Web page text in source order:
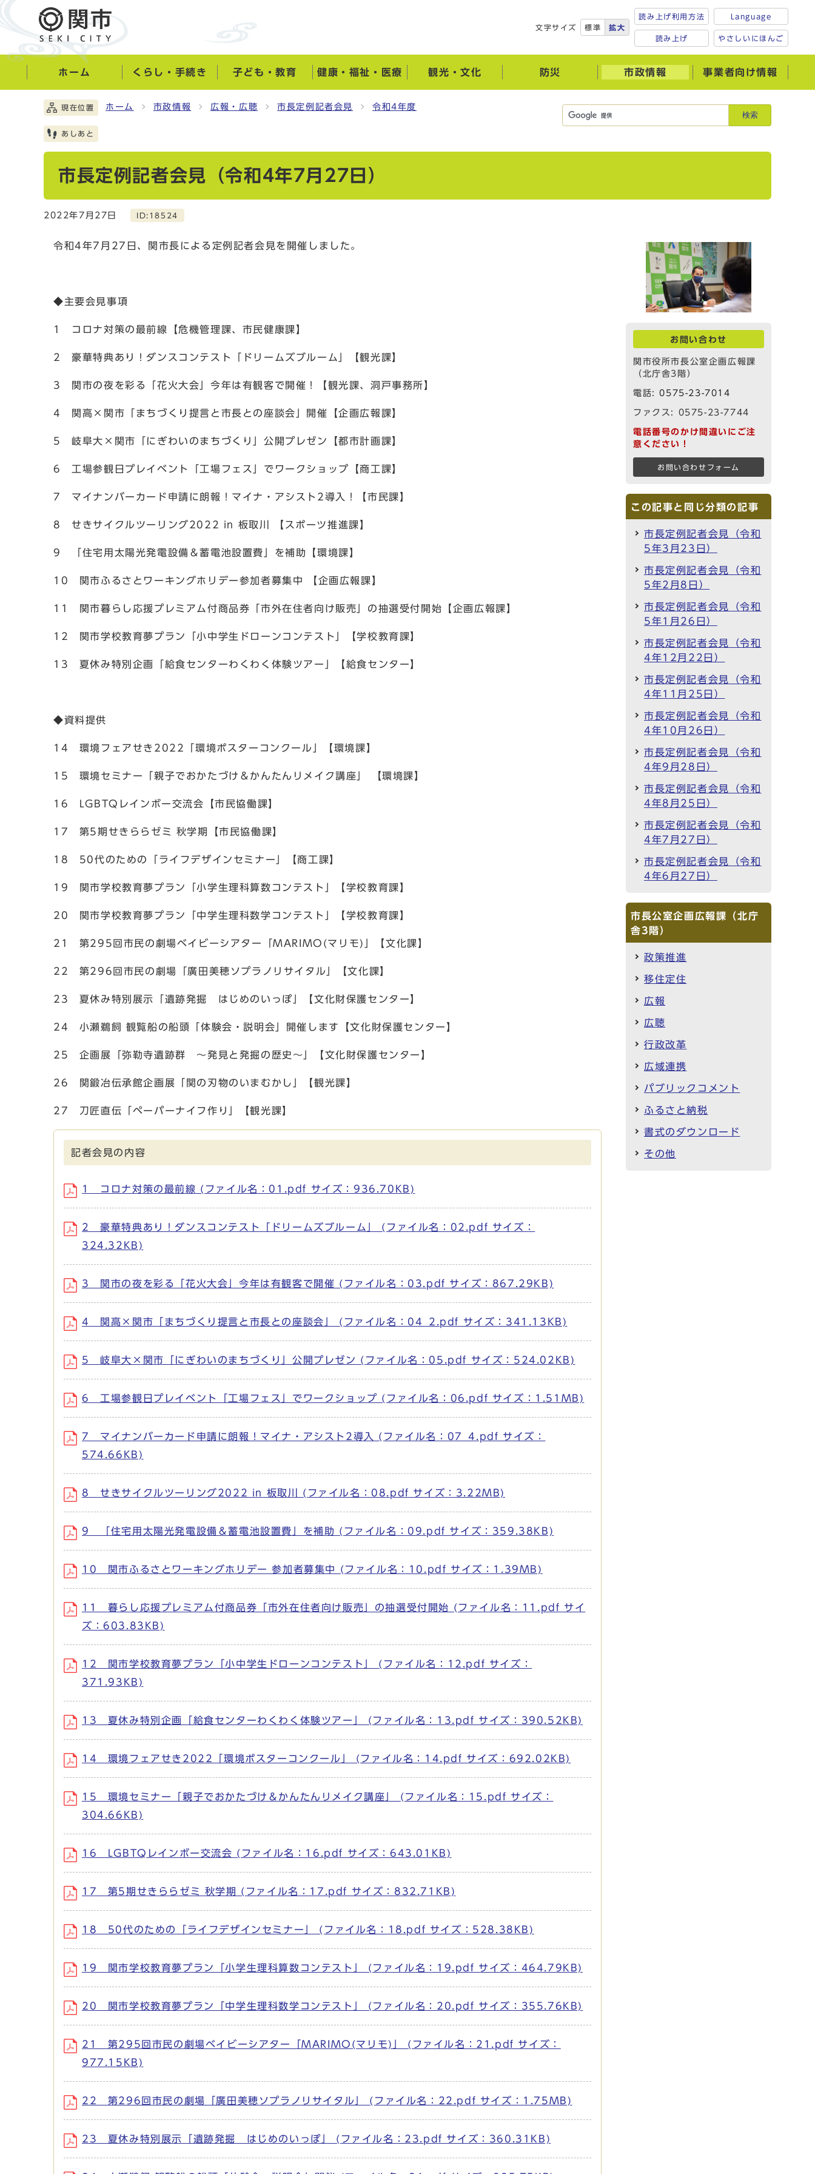
文字サイズ 標準 拡大
読み上げ利用方法
読み上げ
Language
やさしいにほんご
ホーム くらし・手続き 子ども・教育 健康・福祉・医療 観光・文化 防災 市政情報 事業者向け情報
検索
現在位置 ホーム 市政情報 広報・広聴 市長定例記者会見 令和4年度
あしあと
市長定例記者会見（令和4年7月27日）
2022年7月27日 ID:18524
令和4年7月27日、関市長による定例記者会見を開催しました。
◆主要会見事項
1 コロナ対策の最前線【危機管理課、市民健康課】
2 豪華特典あり！ダンスコンテスト「ドリームズブルーム」【観光課】
3 関市の夜を彩る「花火大会」今年は有観客で開催！【観光課、洞戸事務所】
4 関高×関市「まちづくり提言と市長との座談会」開催【企画広報課】
5 岐阜大×関市「にぎわいのまちづくり」公開プレゼン【都市計画課】
6 工場参観日プレイベント「工場フェス」でワークショップ【商工課】
7 マイナンバーカード申請に朗報！マイナ・アシスト2導入！【市民課】
8 せきサイクルツーリング2022 in 板取川 【スポーツ推進課】
9 「住宅用太陽光発電設備＆蓄電池設置費」を補助【環境課】
10 関市ふるさとワーキングホリデー参加者募集中 【企画広報課】
11 関市暮らし応援プレミアム付商品券「市外在住者向け販売」の抽選受付開始【企画広報課】
12 関市学校教育夢プラン「小中学生ドローンコンテスト」【学校教育課】
13 夏休み特別企画「給食センターわくわく体験ツアー」【給食センター】
◆資料提供
14 環境フェアせき2022「環境ポスターコンクール」【環境課】
15 環境セミナー「親子でおかたづけ＆かんたんリメイク講座」 【環境課】
16 LGBTQレインボー交流会【市民協働課】
17 第5期せきららゼミ 秋学期【市民協働課】
18 50代のための「ライフデザインセミナー」【商工課】
19 関市学校教育夢プラン「小学生理科算数コンテスト」【学校教育課】
20 関市学校教育夢プラン「中学生理科数学コンテスト」【学校教育課】
21 第295回市民の劇場ベイビーシアター「MARIMO(マリモ)」【文化課】
22 第296回市民の劇場「廣田美穂ソプラノリサイタル」【文化課】
23 夏休み特別展示「遺跡発掘 はじめのいっぽ」【文化財保護センター】
24 小瀬鵜飼 観覧船の船頭「体験会・説明会」開催します【文化財保護センター】
25 企画展「弥勒寺遺跡群 ～発見と発掘の歴史～」【文化財保護センター】
26 関鍛冶伝承館企画展「関の刃物のいまむかし」【観光課】
27 刀匠直伝「ペーパーナイフ作り」【観光課】
記者会見の内容
1 コロナ対策の最前線 (ファイル名：01.pdf サイズ：936.70KB)
2 豪華特典あり！ダンスコンテスト「ドリームズブルーム」 (ファイル名：02.pdf サイズ：
324.32KB)
3 関市の夜を彩る「花火大会」今年は有観客で開催 (ファイル名：03.pdf サイズ：867.29KB)
4 関高×関市「まちづくり提言と市長との座談会」 (ファイル名：04_2.pdf サイズ：341.13KB)
5 岐阜大×関市「にぎわいのまちづくり」公開プレゼン (ファイル名：05.pdf サイズ：524.02KB)
6 工場参観日プレイベント「工場フェス」でワークショップ (ファイル名：06.pdf サイズ：1.51MB)
7 マイナンバーカード申請に朗報！マイナ・アシスト2導入 (ファイル名：07_4.pdf サイズ：
574.66KB)
8 せきサイクルツーリング2022 in 板取川 (ファイル名：08.pdf サイズ：3.22MB)
9 「住宅用太陽光発電設備＆蓄電池設置費」を補助 (ファイル名：09.pdf サイズ：359.38KB)
10 関市ふるさとワーキングホリデー 参加者募集中 (ファイル名：10.pdf サイズ：1.39MB)
11 暮らし応援プレミアム付商品券「市外在住者向け販売」の抽選受付開始 (ファイル名：11.pdf サイ
ズ：603.83KB)
12 関市学校教育夢プラン「小中学生ドローンコンテスト」 (ファイル名：12.pdf サイズ：
371.93KB)
13 夏休み特別企画「給食センターわくわく体験ツアー」 (ファイル名：13.pdf サイズ：390.52KB)
14 環境フェアせき2022「環境ポスターコンクール」 (ファイル名：14.pdf サイズ：692.02KB)
15 環境セミナー「親子でおかたづけ＆かんたんリメイク講座」 (ファイル名：15.pdf サイズ：
304.66KB)
16 LGBTQレインボー交流会 (ファイル名：16.pdf サイズ：643.01KB)
17 第5期せきららゼミ 秋学期 (ファイル名：17.pdf サイズ：832.71KB)
18 50代のための「ライフデザインセミナー」 (ファイル名：18.pdf サイズ：528.38KB)
19 関市学校教育夢プラン「小学生理科算数コンテスト」 (ファイル名：19.pdf サイズ：464.79KB)
20 関市学校教育夢プラン「中学生理科数学コンテスト」 (ファイル名：20.pdf サイズ：355.76KB)
21 第295回市民の劇場ベイビーシアター「MARIMO(マリモ)」 (ファイル名：21.pdf サイズ：
977.15KB)
22 第296回市民の劇場「廣田美穂ソプラノリサイタル」 (ファイル名：22.pdf サイズ：1.75MB)
23 夏休み特別展示「遺跡発掘 はじめのいっぽ」 (ファイル名：23.pdf サイズ：360.31KB)
お問い合わせ
関市役所市長公室企画広報課
（北庁舎3階）
電話:0575-23-7014
ファクス: 0575-23-7744
電話番号のかけ間違いにご注
意ください！
お問い合わせフォーム
この記事と同じ分類の記事
市長定例記者会見（令和
5年3月23日）
市長定例記者会見（令和
5年2月8日）
市長定例記者会見（令和
5年1月26日）
市長定例記者会見（令和
4年12月22日）
市長定例記者会見（令和
4年11月25日）
市長定例記者会見（令和
4年10月26日）
市長定例記者会見（令和
4年9月28日）
市長定例記者会見（令和
4年8月25日）
市長定例記者会見（令和
4年7月27日）
市長定例記者会見（令和
4年6月27日）
市長公室企画広報課（北庁
舎3階）
政策推進
移住定住
広報
広聴
行政改革
広域連携
パブリックコメント
ふるさと納税
書式のダウンロード
その他